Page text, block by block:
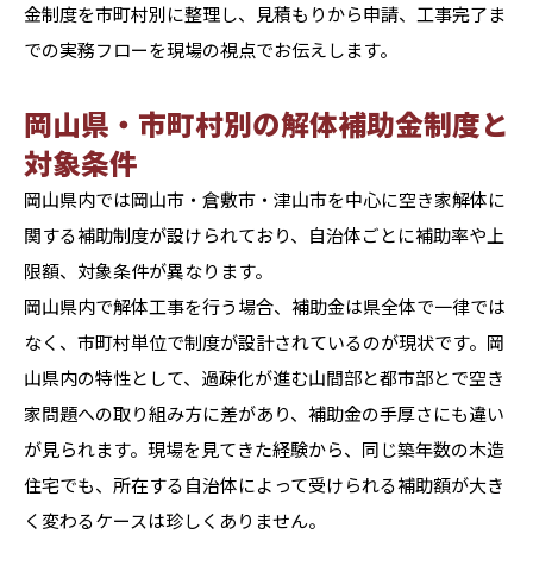
金制度を市町村別に整理し、見積もりから申請、工事完了ま
での実務フローを現場の視点でお伝えします。
岡山県・市町村別の解体補助金制度と
対象条件
岡山県内では岡山市・倉敷市・津山市を中心に空き家解体に
関する補助制度が設けられており、自治体ごとに補助率や上
限額、対象条件が異なります。
岡山県内で解体工事を行う場合、補助金は県全体で一律では
なく、市町村単位で制度が設計されているのが現状です。岡
山県内の特性として、過疎化が進む山間部と都市部とで空き
家問題への取り組み方に差があり、補助金の手厚さにも違い
が見られます。現場を見てきた経験から、同じ築年数の木造
住宅でも、所在する自治体によって受けられる補助額が大き
く変わるケースは珍しくありません。